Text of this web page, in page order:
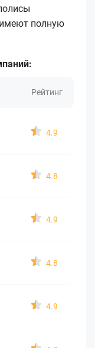
имеют полную
Рейтинг
4.9
4.8
4.9
4.8
4.9